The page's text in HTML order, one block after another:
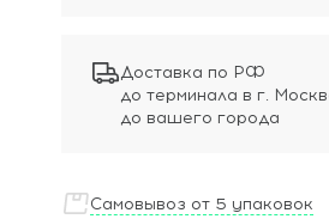
Доставка по РФ
до терминала в г.
до вашего города
Самовывоз от 5 упаковок